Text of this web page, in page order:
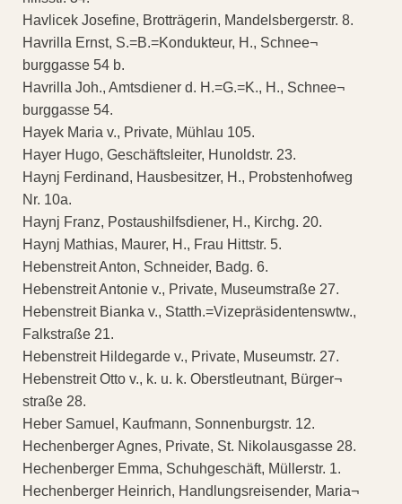
Havlicek Josefine, Brotträgerin, Mandelsbergerstr. 8.
Havrilla Ernst, S.=B.=Kondukteur, H., Schnee¬
burggasse 54 b.
Havrilla Joh., Amtsdiener d. H.=G.=K., H., Schnee¬
burggasse 54.
Hayek Maria v., Private, Mühlau 105.
Hayer Hugo, Geschäftsleiter, Hunoldstr. 23.
Haynj Ferdinand, Hausbesitzer, H., Probstenhofweg
Nr. 10a.
Haynj Franz, Postaushilfsdiener, H., Kirchg. 20.
Haynj Mathias, Maurer, H., Frau Hittstr. 5.
Hebenstreit Anton, Schneider, Badg. 6.
Hebenstreit Antonie v., Private, Museumstraße 27.
Hebenstreit Bianka v., Statth.=Vizepräsidentenswtw.,
Falkstraße 21.
Hebenstreit Hildegarde v., Private, Museumstr. 27.
Hebenstreit Otto v., k. u. k. Oberstleutnant, Bürger¬
straße 28.
Heber Samuel, Kaufmann, Sonnenburgstr. 12.
Hechenberger Agnes, Private, St. Nikolausgasse 28.
Hechenberger Emma, Schuhgeschäft, Müllerstr. 1.
Hechenberger Heinrich, Handlungsreisender, Maria¬